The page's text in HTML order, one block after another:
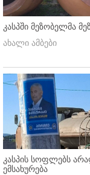
კასპში მეზობელმა
ახალი ამბები
კასპის სოფლებს
ემსახურება